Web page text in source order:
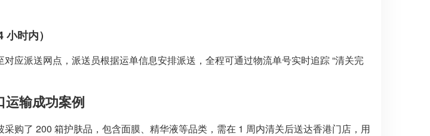
时内）
应派送网点，派送员根据运单信息安排派送，全程可通过物流单号实时追踪 “清关完
运输成功案例
购了 200 箱护肤品，包含面膜、精华液等品类，需在 1 周内清关后送达香港门店，用